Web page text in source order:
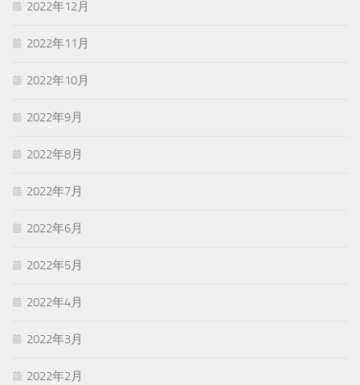
2022年12月
2022年11月
2022年10月
2022年9月
2022年8月
2022年7月
2022年6月
2022年5月
2022年4月
2022年3月
2022年2月